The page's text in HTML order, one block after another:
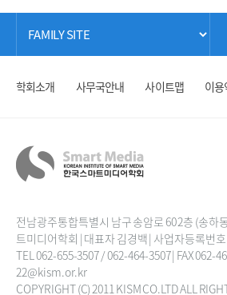
학회소개 사무국안내 사이트맵 이
전남광주통합특별시 남구 송암로 60 2층 (송하
트미디어학회 | 대표자 김경백 | 사업자등록번
TEL 062-655-3507 / 062-464-3507 | FAX 062-
22@kism.or.kr
COPYRIGHT (C) 2011 KISM CO.LTD ALL